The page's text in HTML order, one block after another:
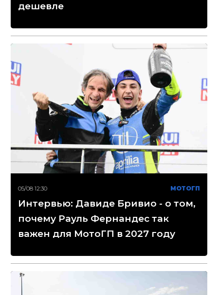
дешевле
05/08 12:30 МОТОГП
Интервью: Давиде Бривио - о том,
почему Рауль Фернандес так
важен для МотоГП в 2027 году